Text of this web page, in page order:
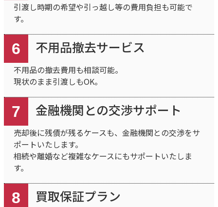
引渡し時期の希望や引っ越し等の費用負担も可能で
す。
6 不用品撤去サービス
不用品の撤去費用も相談可能。
現状のまま引渡しもOK。
7 金融機関との交渉サポート
売却後に残債が残るケースも、金融機関との交渉をサ
ポートいたします。
相続や離婚など複雑なケースにもサポートいたしま
す。
8 買取保証プラン